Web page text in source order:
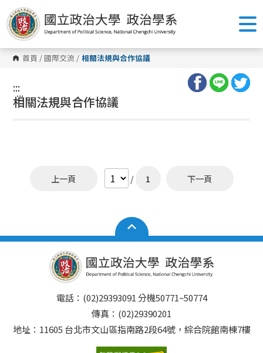
跳
到
主
要
內
容
區 首頁 / 國際交流 / 相關法規與合作協議
:::
:::
相關法規與合作協議
上一頁 / 1 下一頁
電話：(02)29393091 分機50771~50774
傳真：(02)29390201
地址：11605 台北市文山區指南路2段64號，綜合院館南棟7樓